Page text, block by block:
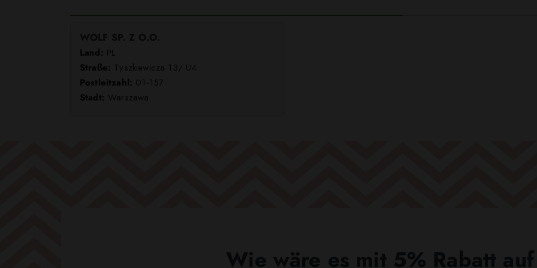
Land: PL
Straße: Tyszkiewicza 13/ U4
Postleitzahl: 01-157
Stadt: Warszawa